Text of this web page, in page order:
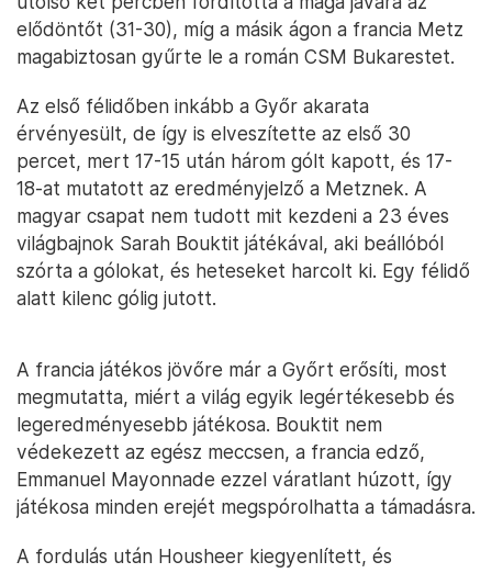
elődöntőt (31-30), míg a másik ágon a francia Metz
magabiztosan gyűrte le a román CSM Bukarestet.
Az első félidőben inkább a Győr akarata
érvényesült, de így is elveszítette az első 30
percet, mert 17-15 után három gólt kapott, és 17-
18-at mutatott az eredményjelző a Metznek. A
magyar csapat nem tudott mit kezdeni a 23 éves
világbajnok Sarah Bouktit játékával, aki beállóból
szórta a gólokat, és heteseket harcolt ki. Egy félidő
alatt kilenc gólig jutott.
A francia játékos jövőre már a Győrt erősíti, most
megmutatta, miért a világ egyik legértékesebb és
legeredményesebb játékosa. Bouktit nem
védekezett az egész meccsen, a francia edző,
Emmanuel Mayonnade ezzel váratlant húzott, így
játékosa minden erejét megspórolhatta a támadásra.
A fordulás után Housheer kiegyenlített, és